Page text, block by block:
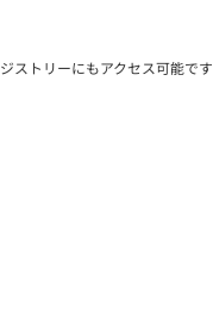
ストリーにもアクセス可能です